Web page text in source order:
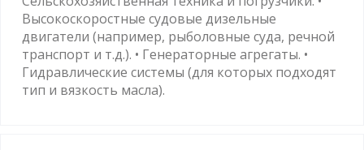
Высокоскоростные судовые дизельные
двигатели (например, рыболовные суда, речной
транспорт и т.д.). • Генераторные агрегаты. •
Гидравлические системы (для которых подходят
тип и вязкость масла).